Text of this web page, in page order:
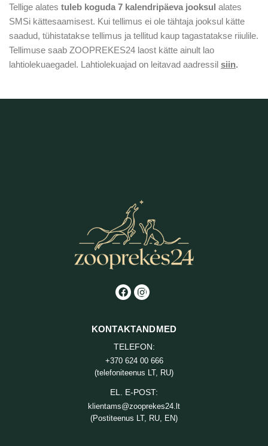
Tellige alates tuleb koguda 7 kalendripäeva jooksul alates
SMSi kättesaamisest. Kui tellimus ei ole tähtaja jooksul kätte
saadud, tühistatakse tellimus ja tellitud kaup tagastatakse riiulile.
Tellimuse saab ZOOPREKES24 laost kätte ainult lao
lahtiolekuaegadel. Lahtiolekuajad on leitavad aadressil siin.
KONTAKTANDMED
TELEFON:
+370 624 00 666
(telefoniteenus LT, RU)
EL. E-POST:
klientams@zooprekes24.lt
(Postiteenus LT, RU, EN)